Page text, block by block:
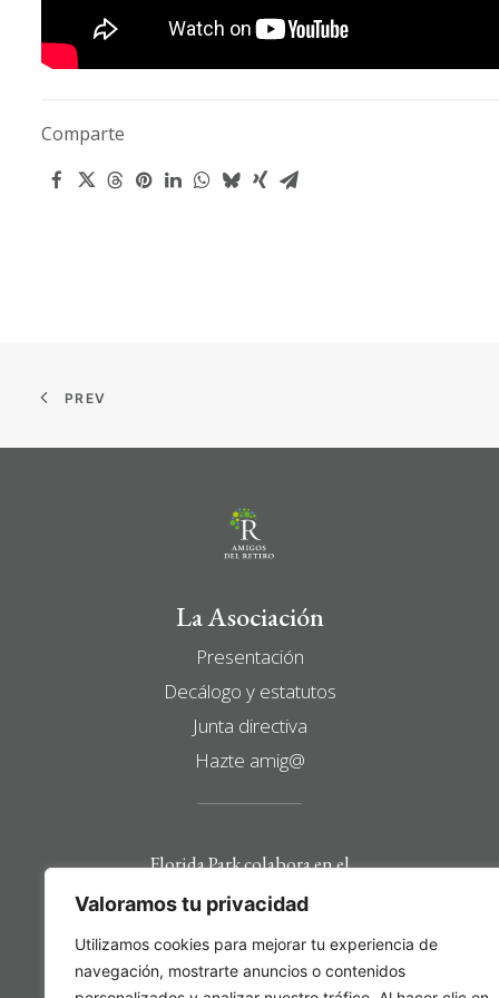
Valoramos tu privacidad
Utilizamos cookies para mejorar tu experiencia de
navegación, mostrarte anuncios o contenidos
Comparte
PREV
La Asociación
Presentación
Decálogo y estatutos
Junta directiva
Hazte amig@
Florida Park colabora en el
desarrollo de esta web